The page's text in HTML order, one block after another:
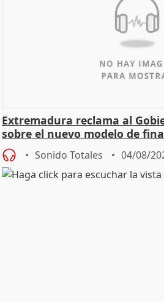
Extremadura reclama al
sobre el nuevo modelo de
Sonido Totales 04/08/